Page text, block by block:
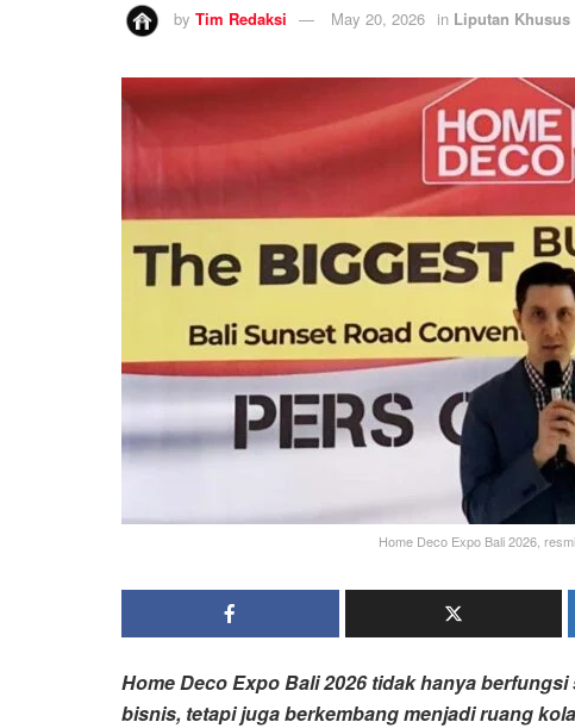
by Tim Redaksi May 20, 2026 in Liputan Khusus
Home Deco Expo Bali 2026,
Home Deco Expo Bali 2026 tidak hanya
bisnis, tetapi juga berkembang menjadi ruang